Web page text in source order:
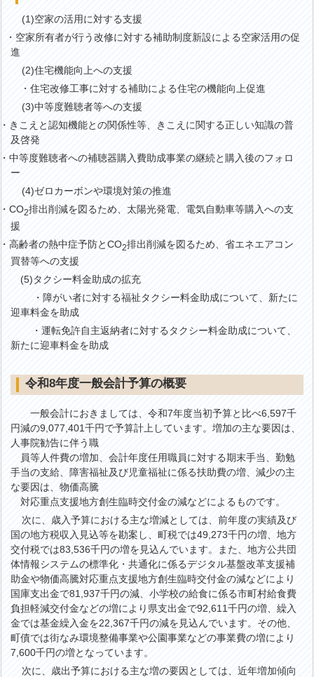
(1)空家の活用に対する支援
・空家所有者が行う改修に対する補助制度新設による空家活用の促
進
(2)住宅機能向上への支援
・住宅改修工事に対する補助による住宅の機能向上促進
(3)中等度難聴者等への支援
・きこえと認知機能との関係性等、きこえに関する正しい知識の普
及啓発
・中等度難聴者への補聴器購入費助成事業の継続と購入後のフォロ
ー
(4)ゼロカーボンや環境対策の推進
・CO2排出削減を図るため、太陽光発電、電気自動車等購入への支
援
・高齢者の熱中症予防とCO2排出削減を図るため、省エネエアコン
買替等への支援
(5)タクシー料金助成の拡充
・ 障がい者に対する福祉タクシー料金助成について、新たに
迎車料金を助成
・運転免許自主返納者に対するタクシー料金助成について、
新たに迎車料金を助成
令和8年度一般会計予算の概要
一般会計におきましては、令和7年度当初予算と比べ6,597千
円減の9,077,401千円で予算計上しています。増加の主な要因は、
人事院勧告に伴う職
員等人件費の増加、会計年度任用職員に対する期末手当、勤勉
手当の支給、障害福祉及び児童福祉に係る扶助費の増、減少の主
な要因は、物価高騰
対応重点支援地方創生臨時交付金の減などによるものです。
次に、歳入予算における主な増減としては、前年度の実績及び
国の地方税収入見込等を勘案し、町税では49,273千円の増、地方
交付税では83,536千円の増を見込んでいます。また、地方公共団
体情報システムの標準化・共通化に係るデジタル基盤改革支援補
助金や物価高騰対応重点支援地方創生臨時交付金の減などにより
国庫支出金で81,937千円の減、小学校の給食に係る市町村給食費
負担軽減交付金などの増により県支出金で92,611千円の増、繰入
金では基金繰入金を22,367千円の減を見込んでいます。その他、
町債では街なみ環境整備事業や公園事業などの事業費の増により
7,600千円の増となっています。
次に、歳出予算における主な増の要因としては、近年増加傾向